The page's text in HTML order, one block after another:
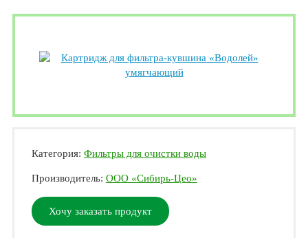
Категория: Фильтры для очистки воды
Производитель: ООО «Сибирь-Цео»
Хочу заказать продукт